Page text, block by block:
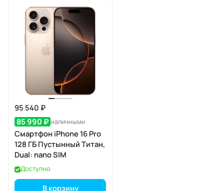
95 540 ₽
85 990 ₽ наличными
Смартфон iPhone 16 Pro
128 ГБ Пустынный Титан,
Dual: nano SIM
Доступно
В корзину